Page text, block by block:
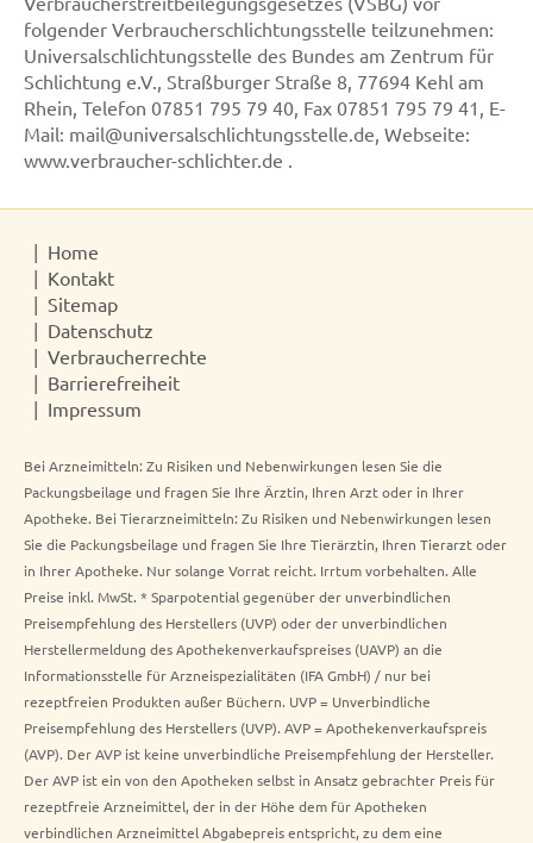
folgender Verbraucherschlichtungsstelle teilzunehmen:
Universalschlichtungsstelle des Bundes am Zentrum für
Schlichtung e.V., Straßburger Straße 8, 77694 Kehl am
Rhein, Telefon 07851 795 79 40, Fax 07851 795 79 41, E-
Mail: mail@universalschlichtungsstelle.de, Webseite:
www.verbraucher-schlichter.de .
Home
Kontakt
Sitemap
Datenschutz
Verbraucherrechte
Barrierefreiheit
Impressum
Bei Arzneimitteln: Zu Risiken und Nebenwirkungen lesen Sie die
Packungsbeilage und fragen Sie Ihre Ärztin, Ihren Arzt oder in Ihrer
Apotheke. Bei Tierarzneimitteln: Zu Risiken und Nebenwirkungen lesen
Sie die Packungsbeilage und fragen Sie Ihre Tierärztin, Ihren Tierarzt oder
in Ihrer Apotheke. Nur solange Vorrat reicht. Irrtum vorbehalten. Alle
Preise inkl. MwSt. * Sparpotential gegenüber der unverbindlichen
Preisempfehlung des Herstellers (UVP) oder der unverbindlichen
Herstellermeldung des Apothekenverkaufspreises (UAVP) an die
Informationsstelle für Arzneispezialitäten (IFA GmbH) / nur bei
rezeptfreien Produkten außer Büchern. UVP = Unverbindliche
Preisempfehlung des Herstellers (UVP). AVP = Apothekenverkaufspreis
(AVP). Der AVP ist keine unverbindliche Preisempfehlung der Hersteller.
Der AVP ist ein von den Apotheken selbst in Ansatz gebrachter Preis für
rezeptfreie Arzneimittel, der in der Höhe dem für Apotheken
verbindlichen Arzneimittel Abgabepreis entspricht, zu dem eine